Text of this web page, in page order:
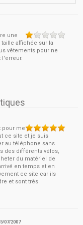
une
affichée sur la
vêtements pour ne
l'erreur.
pour me
ce site et je suis
au téléphone sans
des différents vélos,
du matériel de
en temps et en
ce site car ils
et sont très
07/2007